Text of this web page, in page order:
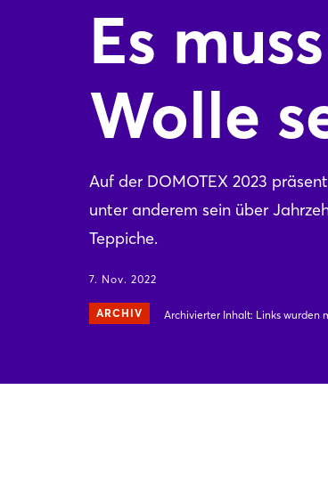
Es
Wolle
Auf der DOMOTEX 2023
unter anderem sein über
Teppiche.
7. Nov. 2022
ARCHIV Archivierter Inhalt: Links wurden